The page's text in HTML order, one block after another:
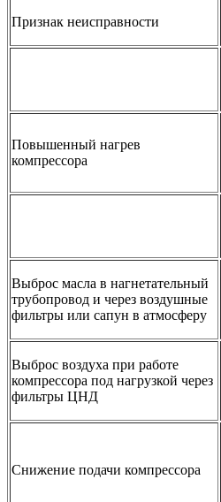
Признак неисправности
Повышенный нагрев
компрессора
Выброс масла в нагнетательный
трубопровод и через воздушные
фильтры или сапун в атмосферу
Выброс воздуха при работе
компрессора под нагрузкой через
фильтры ЦНД
Снижение подачи компрессора